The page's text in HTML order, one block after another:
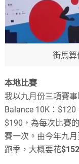
街馬算
本地比賽
我以九月份三項賽
Balance 10K：
$190，為每次比賽
賽一次。由今年九
跑季，大概要花